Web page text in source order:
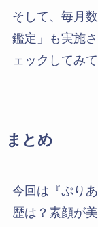
そして、毎月
鑑定」も実施
ェックしてみて
まとめ
今回は『ぷり
歴は？素顔が